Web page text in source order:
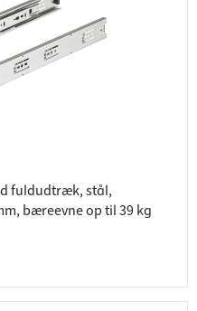
fuldudtræk, stål,
bæreevne op til 39 kg